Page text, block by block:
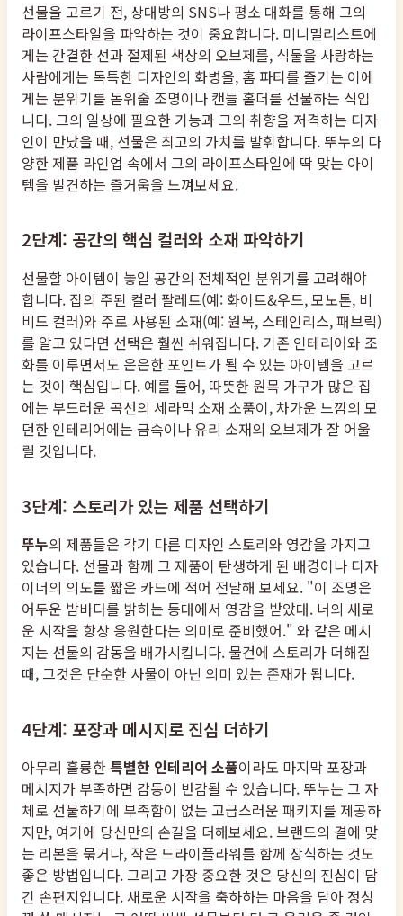
선물을 고르기 전, 상대방의 SNS나 평소 대화를 통해 그의
라이프스타일을 파악하는 것이 중요합니다. 미니멀리스트에
게는 간결한 선과 절제된 색상의 오브제를, 식물을 사랑하는
사람에게는 독특한 디자인의 화병을, 홈 파티를 즐기는 이에
게는 분위기를 돋워줄 조명이나 캔들 홀더를 선물하는 식입
니다. 그의 일상에 필요한 기능과 그의 취향을 저격하는 디자
인이 만났을 때, 선물은 최고의 가치를 발휘합니다. 뚜누의 다
양한 제품 라인업 속에서 그의 라이프스타일에 딱 맞는 아이
템을 발견하는 즐거움을 느껴보세요.
2단계: 공간의 핵심 컬러와 소재 파악하기
선물할 아이템이 놓일 공간의 전체적인 분위기를 고려해야
합니다. 집의 주된 컬러 팔레트(예: 화이트&우드, 모노톤, 비
비드 컬러)와 주로 사용된 소재(예: 원목, 스테인리스, 패브릭)
를 알고 있다면 선택은 훨씬 쉬워집니다. 기존 인테리어와 조
화를 이루면서도 은은한 포인트가 될 수 있는 아이템을 고르
는 것이 핵심입니다. 예를 들어, 따뜻한 원목 가구가 많은 집
에는 부드러운 곡선의 세라믹 소재 소품이, 차가운 느낌의 모
던한 인테리어에는 금속이나 유리 소재의 오브제가 잘 어울
릴 것입니다.
3단계: 스토리가 있는 제품 선택하기
뚜누의 제품들은 각기 다른 디자인 스토리와 영감을 가지고
있습니다. 선물과 함께 그 제품이 탄생하게 된 배경이나 디자
이너의 의도를 짧은 카드에 적어 전달해 보세요. "이 조명은
어두운 밤바다를 밝히는 등대에서 영감을 받았대. 너의 새로
운 시작을 항상 응원한다는 의미로 준비했어." 와 같은 메시
지는 선물의 감동을 배가시킵니다. 물건에 스토리가 더해질
때, 그것은 단순한 사물이 아닌 의미 있는 존재가 됩니다.
4단계: 포장과 메시지로 진심 더하기
아무리 훌륭한특별한 인테리어 소품이라도 마지막 포장과
메시지가 부족하면 감동이 반감될 수 있습니다. 뚜누는 그 자
체로 선물하기에 부족함이 없는 고급스러운 패키지를 제공하
지만, 여기에 당신만의 손길을 더해보세요. 브랜드의 결에 맞
는 리본을 묶거나, 작은 드라이플라워를 함께 장식하는 것도
좋은 방법입니다. 그리고 가장 중요한 것은 당신의 진심이 담
긴 손편지입니다. 새로운 시작을 축하하는 마음을 담아 정성